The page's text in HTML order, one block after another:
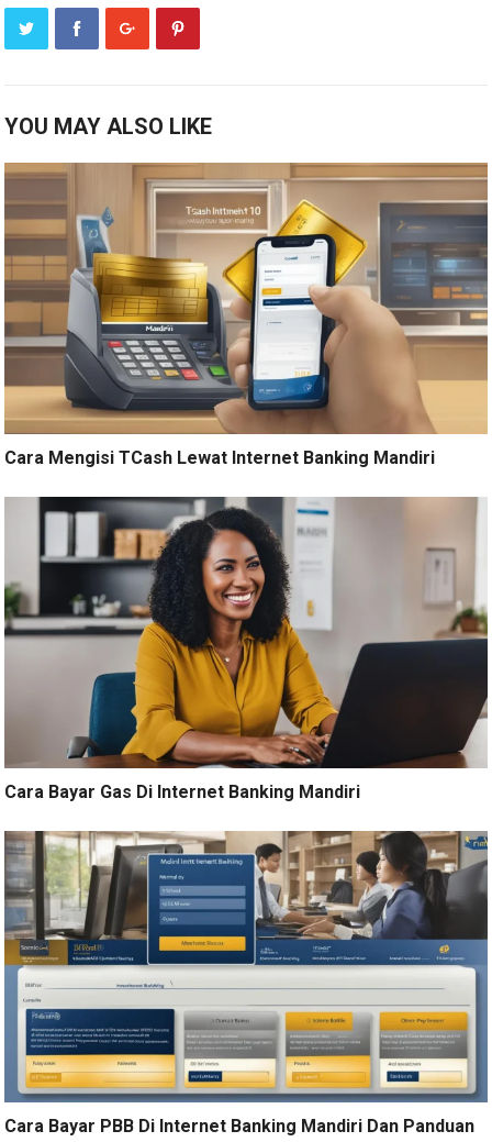
YOU MAY ALSO LIKE
Cara Mengisi TCash Lewat Internet Banking Mandiri
Cara Bayar Gas Di Internet Banking Mandiri
Cara Bayar PBB Di Internet Banking Mandiri Dan Panduan